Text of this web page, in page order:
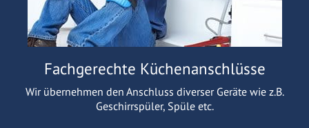
Fachgerechte Küchenanschlüsse
Wir übernehmen den Anschluss diverser Geräte wie z.B.
Geschirrspüler, Spüle etc.